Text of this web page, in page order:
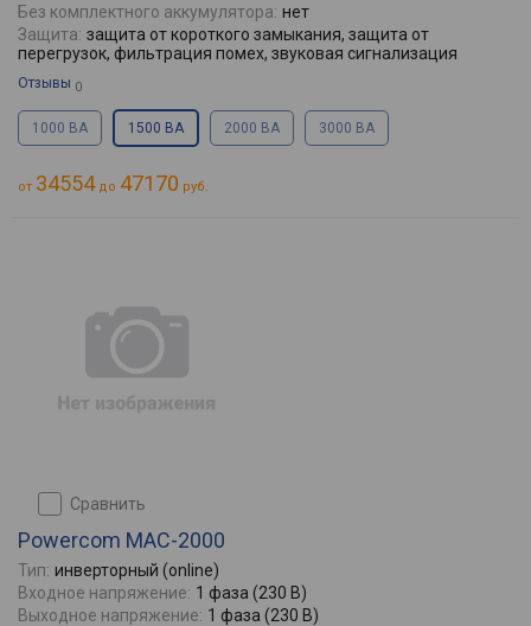
Без комплектного аккумулятора: нет
Защита: защита от короткого замыкания, защита от
перегрузок, фильтрация помех, звуковая сигнализация
Отзывы 0
1000 ВА 1500 ВА 2000 ВА 3000 ВА
от 34554до 47170 руб.
сравнить
Powercom MAC-2000
Тип: инверторный (online)
Входное напряжение: 1 фаза (230 В)
Выходное напряжение: 1 фаза (230 В)